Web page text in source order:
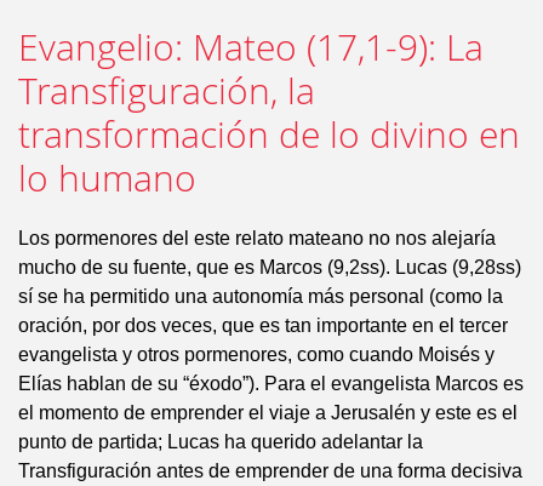
Evangelio: Mateo (17,1-9): La
Transfiguración, la
transformación de lo divino en
lo humano
Los pormenores del este relato mateano no nos alejaría
mucho de su fuente, que es Marcos (9,2ss). Lucas (9,28ss)
sí se ha permitido una autonomía más personal (como la
oración, por dos veces, que es tan importante en el tercer
evangelista y otros pormenores, como cuando Moisés y
Elías hablan de su “éxodo”). Para el evangelista Marcos es
el momento de emprender el viaje a Jerusalén y este es el
punto de partida; Lucas ha querido adelantar la
Transfiguración antes de emprender de una forma decisiva